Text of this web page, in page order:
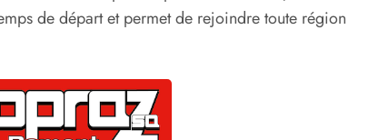
de départ et permet de rejoindre toute région